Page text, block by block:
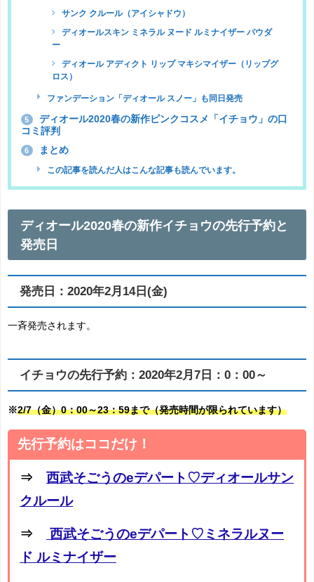
サンク クルール（アイシャドウ）
ディオールスキン ミネラル ヌード ルミナイザー パウダ
ー
ディオール アディクト リップ マキシマイザー（リップグ
ロス）
ファンデーション「ディオール スノー」も同日発売
5
ディオール2020春の新作ピンクコスメ「イチョウ」の口
コミ評判
6 まとめ
この記事を読んだ人はこんな記事も読んでいます。
ディオール2020春の新作イチョウの先行予約と
発売日
発売日：2020年2月14日(金)
一斉発売されます。
イチョウの先行予約：2020年2月7日：0：00～
※2/7（金）0：00～23：59まで（発売時間が限られています）
先行予約はココだけ！
⇒ 西武そごうのeデパート♡ディオールサン
クルール
⇒
西武そごうのeデパート♡ミネラルヌー
ド ルミナイザー